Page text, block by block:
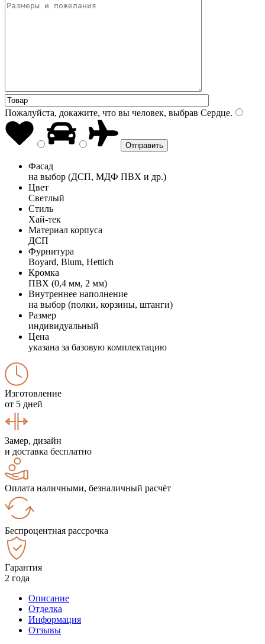
Пожалуйста, докажите, что вы человек, выбрав Сердце.
Фасад
на выбор (ДСП, МДФ ПВХ и др.)
Цвет
Светлый
Стиль
Хай-тек
Материал корпуса
ДСП
Фурнитура
Boyard, Blum, Hettich
Кромка
ПВХ (0,4 мм, 2 мм)
Внутреннее наполнение
на выбор (полки, корзины, штанги)
Размер
индивидуальный
Цена
указана за базовую комплектацию
Изготовление
от 5 дней
Замер, дизайн
и доставка бесплатно
Оплата наличными, безналичный расчёт
Беспроцентная рассрочка
Гарантия
2 года
Описание
Отделка
Информация
Отзывы